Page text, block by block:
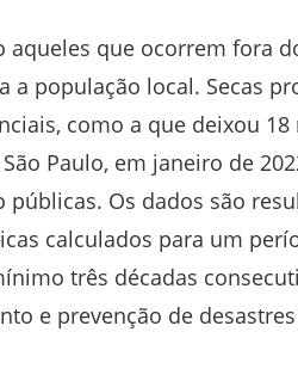
aqueles que ocorrem fora
a população local. Secas
como a que deixou
Paulo, em janeiro de
públicas. Os dados são
calculados para um
três décadas
e prevenção de